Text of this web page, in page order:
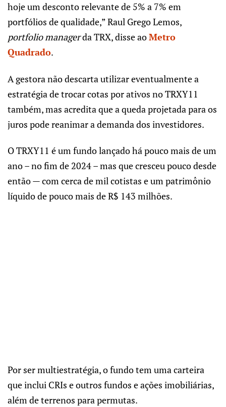
hoje um desconto relevante de 5% a 7% em
portfólios de qualidade,” Raul Grego Lemos,
portfolio managerda TRX, disse aoMetro
Quadrado.
A gestora não descarta utilizar eventualmente a
estratégia de trocar cotas por ativos no TRXY11
também, mas acredita que a queda projetada para os
juros pode reanimar a demanda dos investidores.
O TRXY11 é um fundo lançado há pouco mais de um
ano – no fim de 2024 – mas que cresceu pouco desde
então — com cerca de mil cotistas e um patrimônio
líquido de pouco mais de R$ 143 milhões.
Por ser multiestratégia, o fundo tem uma carteira
que inclui CRIs e outros fundos e ações imobiliárias,
além de terrenos para permutas.